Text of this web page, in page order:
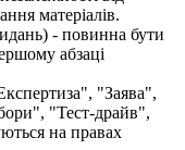
матеріалів.
- повинна бути
абзаці
"Заява",
"Тест-драйв",
на правах